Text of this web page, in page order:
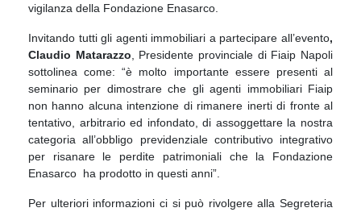
vigilanza della Fondazione Enasarco.
Invitando tutti gli agenti immobiliari a partecipare all’evento,
Claudio Matarazzo , Presidente provinciale di Fiaip Napoli
sottolinea come: “è molto importante essere presenti al
seminario per dimostrare che gli agenti immobiliari Fiaip
non hanno alcuna intenzione di rimanere inerti di fronte al
tentativo, arbitrario ed infondato, di assoggettare la nostra
categoria all’obbligo previdenziale contributivo integrativo
per risanare le perdite patrimoniali che la Fondazione
Enasarco ha prodotto in questi anni”.
Per ulteriori informazioni ci si può rivolgere alla Segreteria